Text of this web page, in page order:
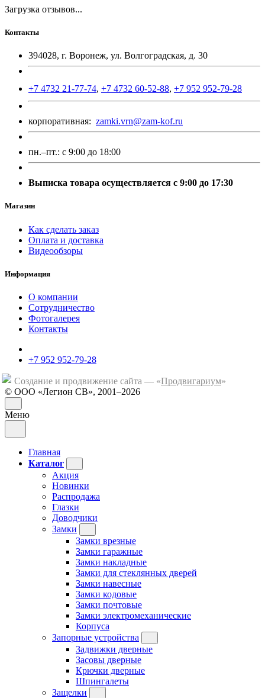
Загрузка отзывов...
Контакты
394028, г. Воронеж, ул. Волгоградская, д. 30
+7 4732 21-77-74, +7 4732 60-52-88, +7 952 952-79-28
корпоративная: zamki.vrn@zam-kof.ru
пн.–пт.: с 9:00 до 18:00
Выписка товара осуществляется с 9:00 до 17:30
Магазин
Как сделать заказ
Оплата и доставка
Видеообзоры
Информация
О компании
Сотрудничество
Фотогалерея
Контакты
+7 952 952-79-28
Создание и продвижение сайта — «Продвигариум»
© ООО «Легион СВ», 2001–2026
Меню
Главная
Каталог
Акция
Новинки
Распродажа
Глазки
Доводчики
Замки
Замки врезные
Замки гаражные
Замки накладные
Замки для стеклянных дверей
Замки навесные
Замки кодовые
Замки почтовые
Замки электромеханические
Корпуса
Запорные устройства
Задвижки дверные
Засовы дверные
Крючки дверные
Шпингалеты
Защелки